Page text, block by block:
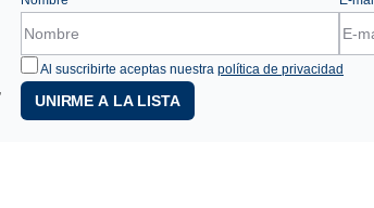
Al suscribirte aceptas nuestra política de privacidad
UNIRME A LA LISTA